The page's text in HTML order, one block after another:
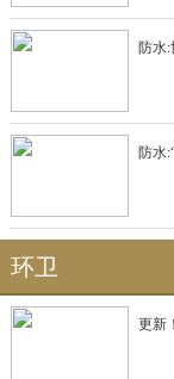
防水:
防水
环卫
更新